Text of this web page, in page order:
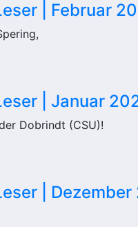
| Februar
| Januar
Dobrindt (CSU)!
|